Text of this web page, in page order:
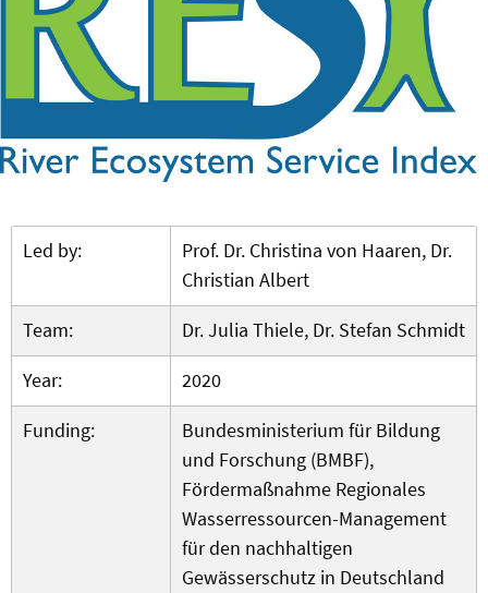
Led by:
Prof. Dr. Christina von Haaren, Dr.
Christian Albert
Team:
Dr. Julia Thiele, Dr. Stefan Schmidt
Year:
2020
Funding:
Bundesministerium für Bildung
und Forschung (BMBF),
Fördermaßnahme Regionales
Wasserressourcen-Management
für den nachhaltigen
Gewässerschutz in Deutschland